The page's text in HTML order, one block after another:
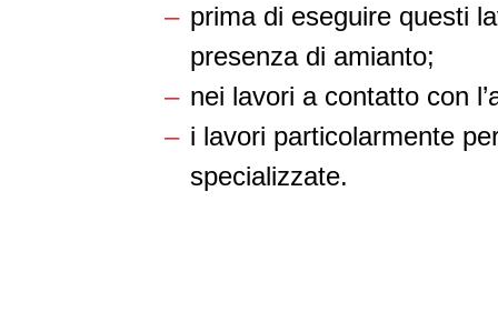
prima di eseguire questi
presenza di amianto;
nei lavori a contatto con
i lavori particolarmente
specializzate.